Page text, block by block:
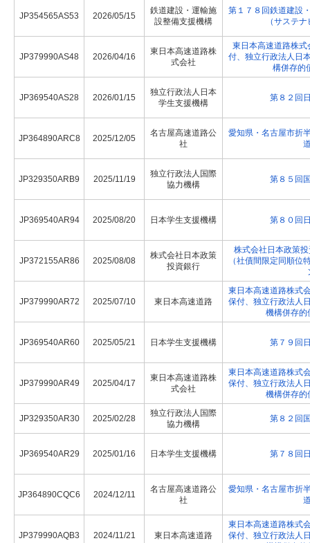
JP354565AS53 2026/05/15
鉄道建設・運輸施
設整備支援機構
第１７８回鉄道建設
（サステ
JP379990AS48 2026/04/16
東日本高速道路株
式会社
東日本高速道路株
付、独立行政法人日
構併存的
JP369540AS28 2026/01/15
独立行政法人日本
学生支援機構
第８２回
JP364890ARC8 2025/12/05
名古屋高速道路公
社
愛知県・名古屋市折
JP329350ARB9 2025/11/19
独立行政法人国際
協力機構
第８５回
JP369540AR94 2025/08/20 日本学生支援機構 第８０回
JP372155AR86 2025/08/08
株式会社日本政策
投資銀行
株式会社日本政策
（社債間限定同順位
JP379990AR72 2025/07/10 東日本高速道路
東日本高速道路株式
保付、独立行政法人
機構併存的
JP369540AR60 2025/05/21 日本学生支援機構 第７９回
JP379990AR49 2025/04/17
東日本高速道路株
式会社
東日本高速道路株式
保付、独立行政法人
機構併存的
JP329350AR30 2025/02/28
独立行政法人国際
協力機構
第８２回
JP369540AR29 2025/01/16 日本学生支援機構 第７８回
JP364890CQC6 2024/12/11
名古屋高速道路公
社
愛知県・名古屋市折
JP379990AQB3 2024/11/21 東日本高速道路
東日本高速道路株式
保付、独立行政法人